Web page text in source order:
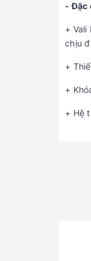
- Đặc
+ Vali
chịu
+
+
+ Hệ